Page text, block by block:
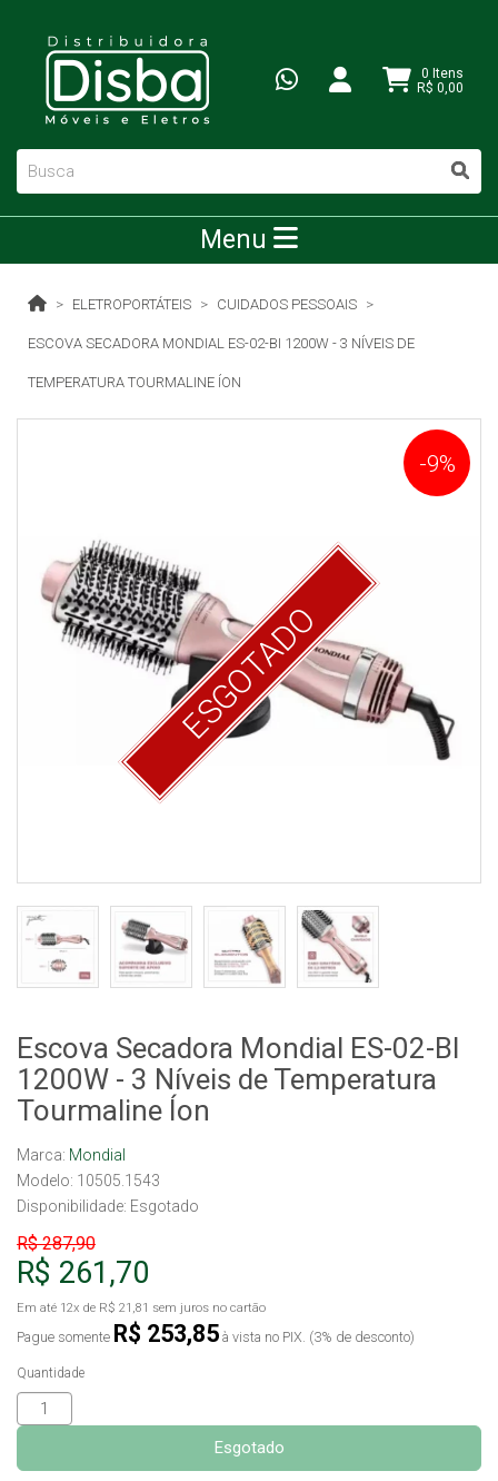
0 Itens
R$ 0,00
Menu
ELETROPORTÁTEIS CUIDADOS PESSOAIS
ESCOVA SECADORA MONDIAL ES-02-BI 1200W - 3 NÍVEIS DE
TEMPERATURA TOURMALINE ÍON
ESGOTADO
-9%
Escova Secadora Mondial ES-02-BI
1200W - 3 Níveis de Temperatura
Tourmaline Íon
Marca: Mondial
Modelo: 10505.1543
Disponibilidade: Esgotado
R$ 287,90
R$ 261,70
Em até 12x de R$ 21,81 sem juros no cartão
Pague somente R$ 253,85 à vista no PIX. (3% de desconto)
Quantidade
Esgotado